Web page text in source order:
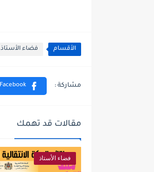
الأقسام فضاء الأستاذ
مقالات قد تهمك
فضاء الأستاذ